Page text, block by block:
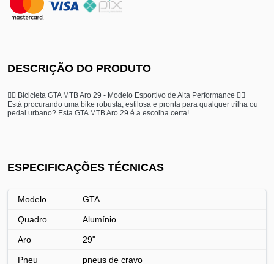
DESCRIÇÃO DO PRODUTO
🚴‍♂️ Bicicleta GTA MTB Aro 29 - Modelo Esportivo de Alta Performance 🚴‍♂️
Está procurando uma bike robusta, estilosa e pronta para qualquer trilha ou
pedal urbano? Esta GTA MTB Aro 29 é a escolha certa!
ESPECIFICAÇÕES TÉCNICAS
Modelo GTA
Quadro Alumínio
Aro 29"
Pneu pneus de cravo